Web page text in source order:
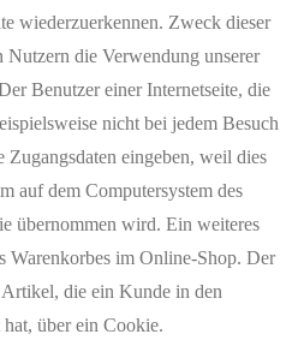
wiederzuerkennen. Zweck dieser
Nutzern die Verwendung unserer
Benutzer einer Internetseite, die
nicht bei jedem Besuch
Zugangsdaten eingeben, weil dies
auf dem Computersystem des
übernommen wird. Ein weiteres
Warenkorbes im Online-Shop. Der
die ein Kunde in den
über ein Cookie.